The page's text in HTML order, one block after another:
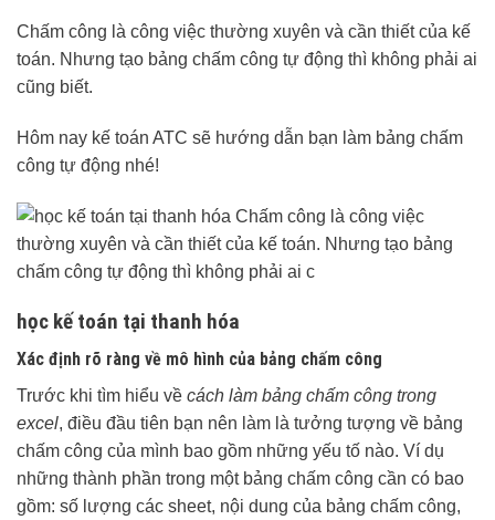
Chấm công là công việc thường xuyên và cần thiết của kế
toán. Nhưng tạo bảng chấm công tự động thì không phải ai
cũng biết.
Hôm nay kế toán ATC sẽ hướng dẫn bạn làm bảng chấm
công tự động nhé!
học kế toán tại thanh hóa
Xác định rõ ràng về mô hình của bảng chấm công
Trước khi tìm hiểu về cách làm bảng chấm công trong
excel, điều đầu tiên bạn nên làm là tưởng tượng về bảng
chấm công của mình bao gồm những yếu tố nào. Ví dụ
những thành phần trong một bảng chấm công cần có bao
gồm: số lượng các sheet, nội dung của bảng chấm công,